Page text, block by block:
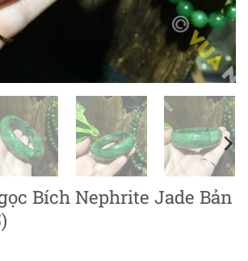
Bích Nephrite Jade Bản